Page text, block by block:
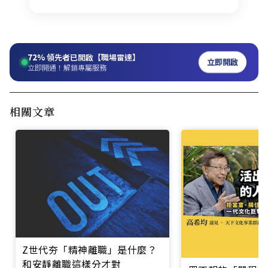
72%領先者已開啟【職場雷達】
立即開通！解鎖專屬服務 立即開啟
相關文章
Z世代夯「精神離職」是什麼？
和安靜離職這樣分才對